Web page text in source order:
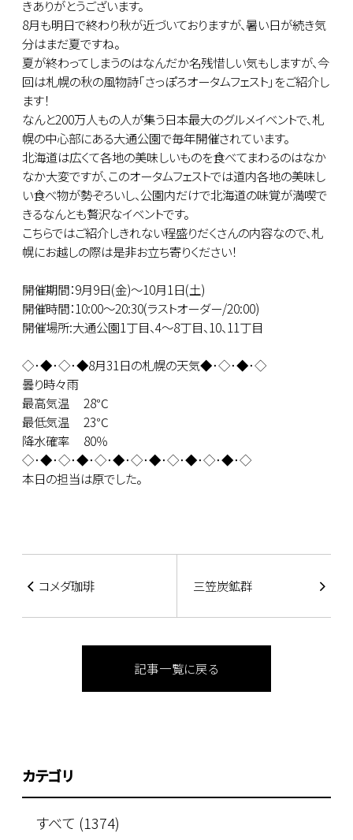
きありがとうございます。
8月も明日で終わり秋が近づいておりますが、暑い日が続き気
分はまだ夏ですね。
夏が終わってしまうのはなんだか名残惜しい気もしますが、今
回は札幌の秋の風物詩｢さっぽろオータムフェスト｣をご紹介し
ます！
なんと200万人もの人が集う日本最大のグルメイベントで、札
幌の中心部にある大通公園で毎年開催されています。
北海道は広くて各地の美味しいものを食べてまわるのはなか
なか大変ですが、このオータムフェストでは道内各地の美味し
い食べ物が勢ぞろいし、公園内だけで北海道の味覚が満喫で
きるなんとも贅沢なイベントです。
こちらではご紹介しきれない程盛りだくさんの内容なので、札
幌にお越しの際は是非お立ち寄りください！
開催期間：9月9日(金)～10月1日(土)
開催時間：10:00～20:30(ラストオーダー/20:00)
開催場所:大通公園1丁目、4～8丁目、10、11丁目
◇･◆･◇･◆8月31日の札幌の天気◆･◇･◆･◇
曇り時々雨
最高気温 28℃
最低気温 23℃
降水確率 80％
◇･◆･◇･◆･◇･◆･◇･◆･◇･◆･◇･◆･◇
本日の担当は原でした。
コメダ珈琲 三笠炭鉱群
記事一覧に戻る
カテゴリ
すべて (1374)